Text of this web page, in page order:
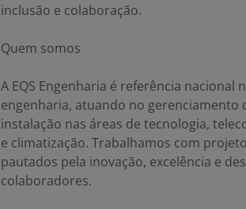
inclusão e colaboração.
Quem somos
A EQS Engenharia é referência nacional
engenharia, atuando no gerenciamento
instalação nas áreas de tecnologia,
e climatização. Trabalhamos com
pautados pela inovação, excelência e
colaboradores.